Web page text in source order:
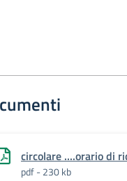
circolare ....orario di
pdf - 230 kb